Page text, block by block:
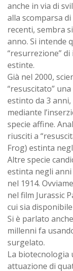
anche in via di
alla scomparsa
recenti, sembra
anno. Si intende
“resurrezione”
estinte.
Già nel 2000,
“resuscitato”
estinto da 3
mediante
specie affine.
riusciti a
Frog) estinta
Altre specie
estinta negli anni
nel 1914.
nel film Jurassic
cui sia
Si è parlato
millenni fa
surgelato.
La biotecnologia
attuazione di